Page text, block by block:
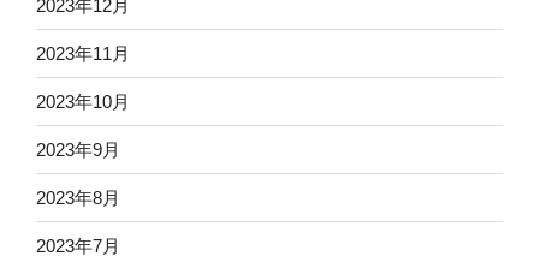
2023年12月
2023年11月
2023年10月
2023年9月
2023年8月
2023年7月